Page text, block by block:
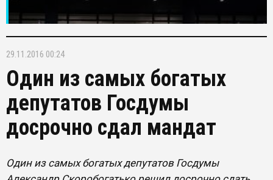
29.11.2016 00:24
Один из самых богатых
депутатов Госдумы
досрочно сдал мандат
Один из самых богатых депутатов Госдумы